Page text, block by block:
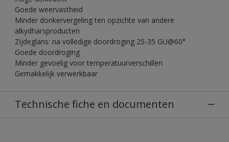
Goede weervastheid
Minder donkervergeling ten opzichte van andere
alkydharsproducten
Zijdeglans: na volledige doordroging 25-35 GU@60°
Goede doordroging
Minder gevoelig voor temperatuurverschillen
Gemakkelijk verwerkbaar
Technische fiche en documenten